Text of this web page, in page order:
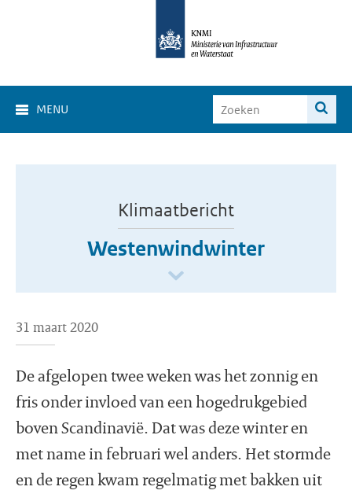
MENU
Klimaatbericht
Westenwindwinter
31 maart 2020
De afgelopen twee weken was het zonnig en
fris onder invloed van een hogedrukgebied
boven Scandinavië. Dat was deze winter en
met name in februari wel anders. Het stormde
en de regen kwam regelmatig met bakken uit